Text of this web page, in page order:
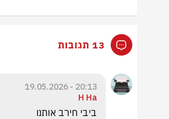
13 תגובות
20:13 - 19.05.2026
H Ha
ביבי חירב אותנו